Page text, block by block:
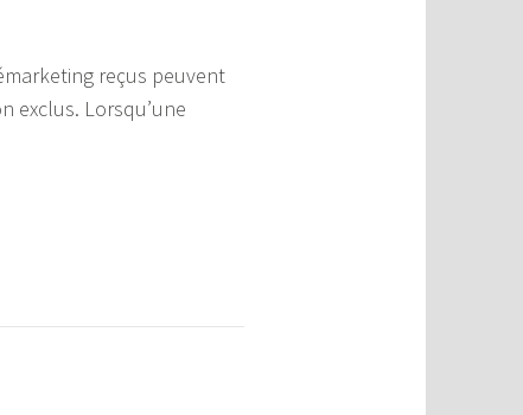
reçus peuvent
exclus. Lorsqu’une